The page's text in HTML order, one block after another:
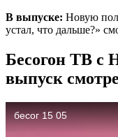
В выпуске: Новую
устал, что дальше?»
Бесогон ТВ с
выпуск